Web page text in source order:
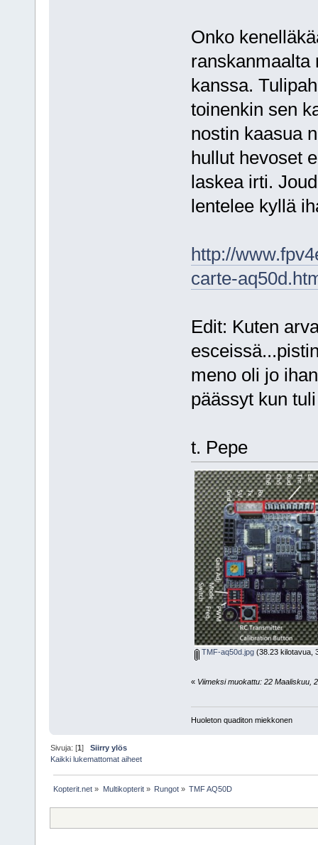
Onko
ranskanmaalta
kanssa.
toinenkin sen
nostin kaasua
hullut hevoset
laskea irti.
lentelee kyllä
http://
carte-
Edit: Kuten
meno oli jo
päässyt kun
t. Pepe
TMF-aq50d.jpg(38.23 kilotavua,
« Viimeksi muokattu: 22 Maaliskuu,
Huoleton quaditon miekkonen
Sivuja: [1]Siirry ylös
Kaikki lukemattomat aiheet
Kopterit.net » Multikopterit» Rungot» TMF AQ50D